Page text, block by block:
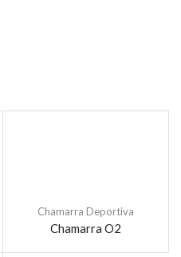
Chamarra Deportiva
Chamarra O2